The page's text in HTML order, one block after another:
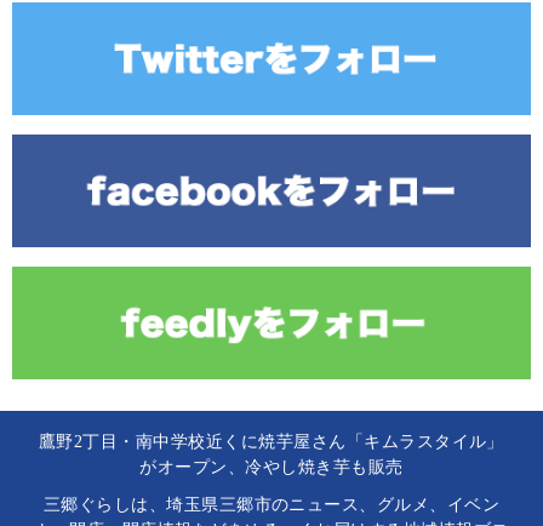
鷹野2丁目・南中学校近くに焼芋屋さん「キムラスタイル」
がオープン、冷やし焼き芋も販売
三郷ぐらしは、埼玉県三郷市のニュース、グルメ、イベン